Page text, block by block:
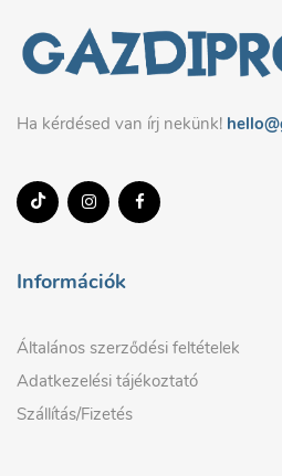
Ha kérdésed van írj nekünk!
Információk
Általános szerződési feltételek
Adatkezelési tájékoztató
Szállítás/Fizetés